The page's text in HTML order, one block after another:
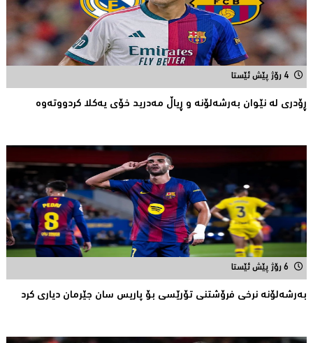
4 رۆژ پێش ئێستا
ڕۆدری لە نێوان بەرشەلۆنە و ڕیاڵ مەدرید خۆی یەکلا کردووتەوە
6 رۆژ پێش ئێستا
بەرشەلۆنە نرخی فرۆشتنی تۆرێسی بۆ پاریس سان جێرمان دیاری کرد